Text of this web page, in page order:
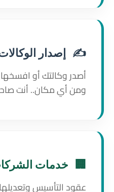
✍️ إصدار
أصدر وكالتك أو
ومن أي مكان.. أنت
🏢 خدمات
عقود التأسيس